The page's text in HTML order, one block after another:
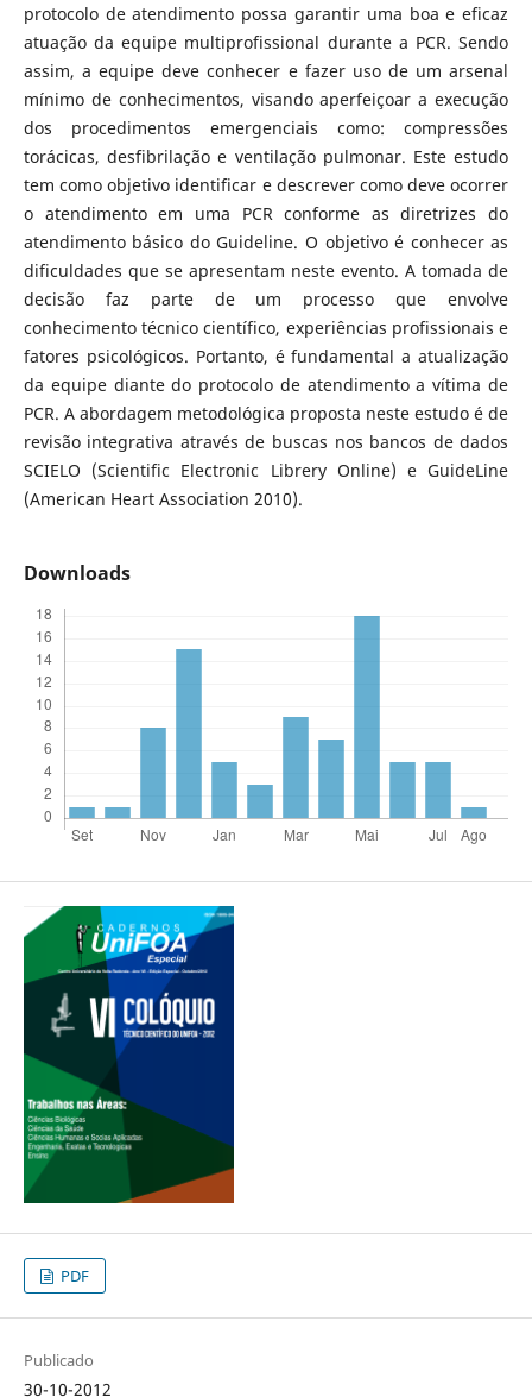
protocolo de atendimento possa garantir uma boa e eficaz
atuação da equipe multiprofissional durante a PCR. Sendo
assim, a equipe deve conhecer e fazer uso de um arsenal
mínimo de conhecimentos, visando aperfeiçoar a execução
dos procedimentos emergenciais como: compressões
torácicas, desfibrilação e ventilação pulmonar. Este estudo
tem como objetivo identificar e descrever como deve ocorrer
o atendimento em uma PCR conforme as diretrizes do
atendimento básico do Guideline. O objetivo é conhecer as
dificuldades que se apresentam neste evento. A tomada de
decisão faz parte de um processo que envolve
conhecimento técnico científico, experiências profissionais e
fatores psicológicos. Portanto, é fundamental a atualização
da equipe diante do protocolo de atendimento a vítima de
PCR. A abordagem metodológica proposta neste estudo é de
revisão integrativa através de buscas nos bancos de dados
SCIELO (Scientific Electronic Librery Online) e GuideLine
(American Heart Association 2010).
Downloads
PDF
Publicado
30-10-2012